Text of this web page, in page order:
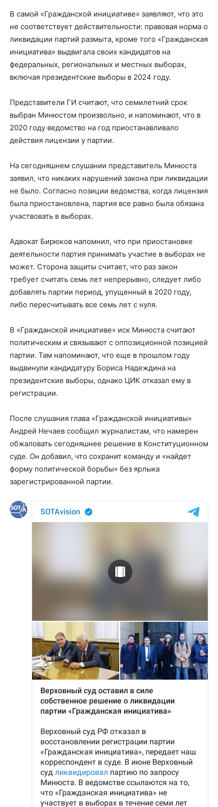
В самой «Гражданской инициативе» заявляют, что это
не соответствует действительности: правовая норма о
ликвидации партий размыта, кроме того «Гражданская
инициатива» выдвигала своих кандидатов на
федеральных, региональных и местных выборах,
включая президентские выборы в 2024 году.
Представители ГИ считают, что семилетний срок
выбран Минюстом произвольно, и напоминают, что в
2020 году ведомство на год приостанавливало
действия лицензии у партии.
На сегодняшнем слушании представитель Минюста
заявил, что никаких нарушений закона при ликвидации
не было. Согласно позиции ведомства, когда лицензия
была приостановлена, партия все равно была обязана
участвовать в выборах.
Адвокат Бирюков напомнил, что при приостановке
деятельности партия принимать участие в выборах не
может. Сторона защиты считает, что раз закон
требует считать семь лет непрерывно, следует либо
добавлять партии период, упущенный в 2020 году,
либо пересчитывать все семь лет с нуля.
В «Гражданской инициативе» иск Минюста считают
политическим и связывают с оппозиционной позицией
партии. Там напоминают, что еще в прошлом году
выдвинули кандидатуру Бориса Надеждина на
президентские выборы, однако ЦИК отказал ему в
регистрации.
После слушания глава «Гражданской инициативы»
Андрей Нечаев сообщил журналистам, что намерен
обжаловать сегодняшнее решение в Конституционном
суде. Он добавил, что сохранит команду и «найдет
форму политической борьбы» без ярлыка
зарегистрированной партии.